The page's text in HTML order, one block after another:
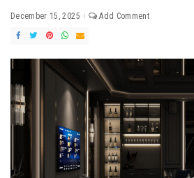
December 15, 2025 Add Comment